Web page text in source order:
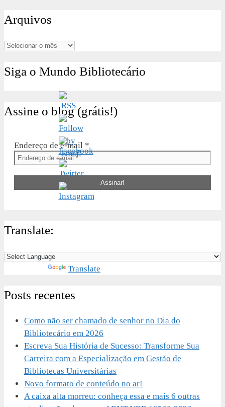
Arquivos
Arquivos
Siga o Mundo Bibliotecário
Assine o blog (grátis!)
Endereço de e-mail *
Translate:
Translate
Posts recentes
Como não ser chamado de senhor no Dia do
Bibliotecário em 2026
Escreva Sua História de Sucesso: Transforme Sua
Carreira com a Especialização em Gestão de
Bibliotecas Universitárias
Novo formato de conteúdo no ar!
A caixa alta morreu: conheça essa e mais 6 outras